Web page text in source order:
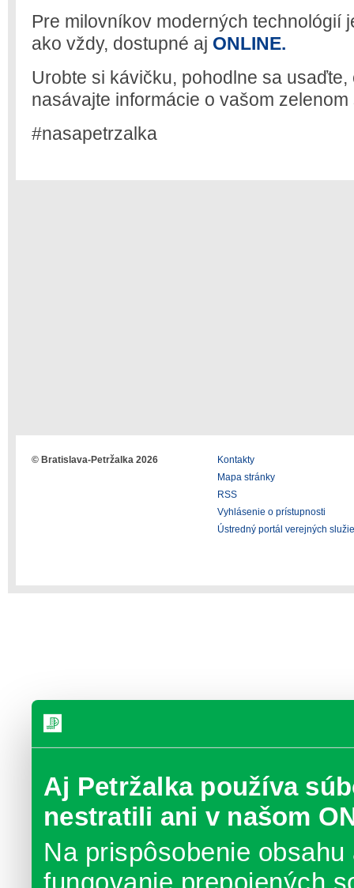
Aj Petržalka používa
nestratili ani v našom
Na prispôsobenie
Pre milovníkov moderných technológií
ako vždy, dostupné aj ONLINE.
Urobte si kávičku, pohodlne sa usaďte,
nasávajte informácie o vašom
#nasapetrzalka
© Bratislava-Petržalka 2026
Kontakty
Mapa stránky
RSS
Vyhlásenie o prístupnosti
Ústredný portál verejných